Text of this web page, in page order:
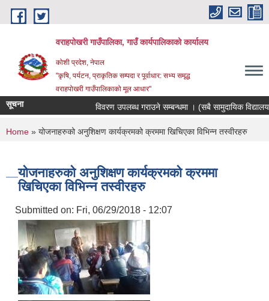
Skip to main content
वराहपोखरी गाउँपालिका, गाउँ कार्यपालिकाको कार्यालय
कोशी प्रदेश, नेपाल
"कृषि, पर्यटन, प्राकृतिक सम्पदा र पूर्वाधार: सभ्य समृद्ध
वराहपोखरी गाउँपालिकाको मूल आधार"
सूचना विवरण उपलब्ध गराउने सम्बन्धमा । (सबै सामुदायिक विद्यालयहरु)
You are here
Home » योजनाहरुको अनुशिक्षण कार्यक्रमको क्रममा खिचिएका विभिन्न तस्वीरहरु
योजनाहरुको अनुशिक्षण कार्यक्रमको क्रममा
खिचिएका विभिन्न तस्वीरहरु
Submitted on: Fri, 06/29/2018 - 12:07